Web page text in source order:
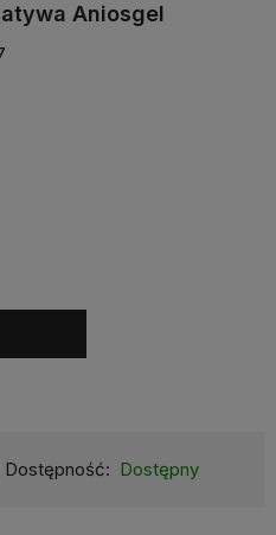
Aniosgel
Dostępny